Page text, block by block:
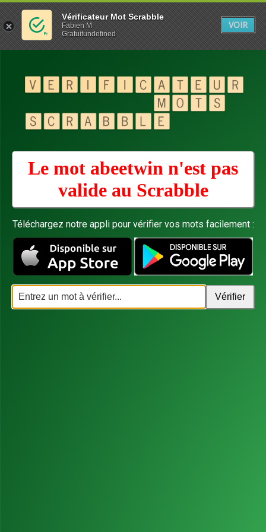
Le mot abeetwin n'est pas
valide au Scrabble
Téléchargez notre appli pour vérifier vos mots facilement :
Vérificateur Mot Scrabble
Fabien M
Gratuitundefined
VOIR